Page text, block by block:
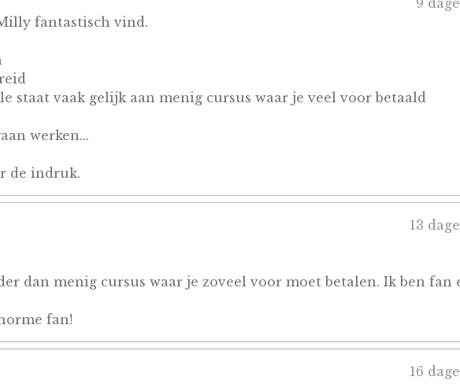
9
fantastisch vind.
staat vaak gelijk aan menig cursus waar je veel voor betaald
werken...
de indruk.
13
dan menig cursus waar je zoveel voor moet betalen. Ik ben fan
fan!
16